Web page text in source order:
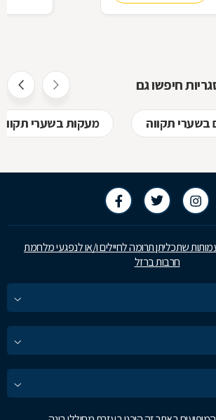
חיפשו גם
בשערי תקווה מעקות בשערי
שתכליתן תרומה לחיילים ו/או לנפגעי מלחמת
חרבות ברזל